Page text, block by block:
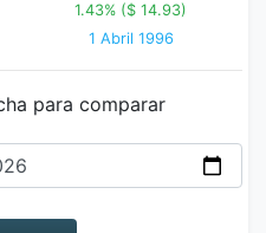
1.43% ($ 14.93)
1 Abril 1996
para comparar
Fecha